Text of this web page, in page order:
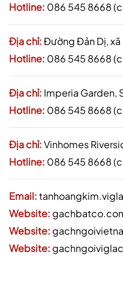
Hotline: 086 545 8668
Địa chỉ:Đường Đản Dị, xã
Hotline: 086 545 8668
Địa chỉ: Imperia Garden,
Hotline: 086 545 8668
Địa chỉ:Vinhomes
Hotline: 086 545 8668
Email:
Website:
Website:
Website: